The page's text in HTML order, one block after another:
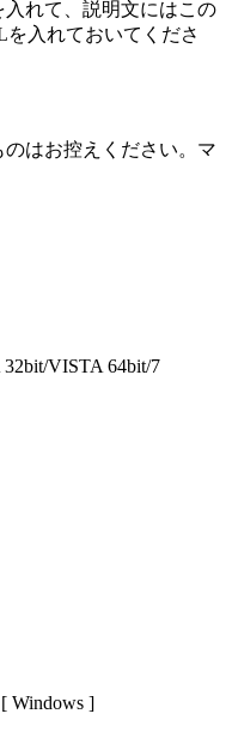
れて、説明文にはこの
入れておいてくださ
はお控えください。マ
VISTA 64bit/7
Windows ]